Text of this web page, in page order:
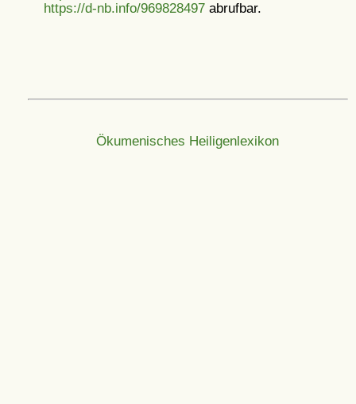
https://d-nb.info/969828497abrufbar.
Ökumenisches Heiligenlexikon